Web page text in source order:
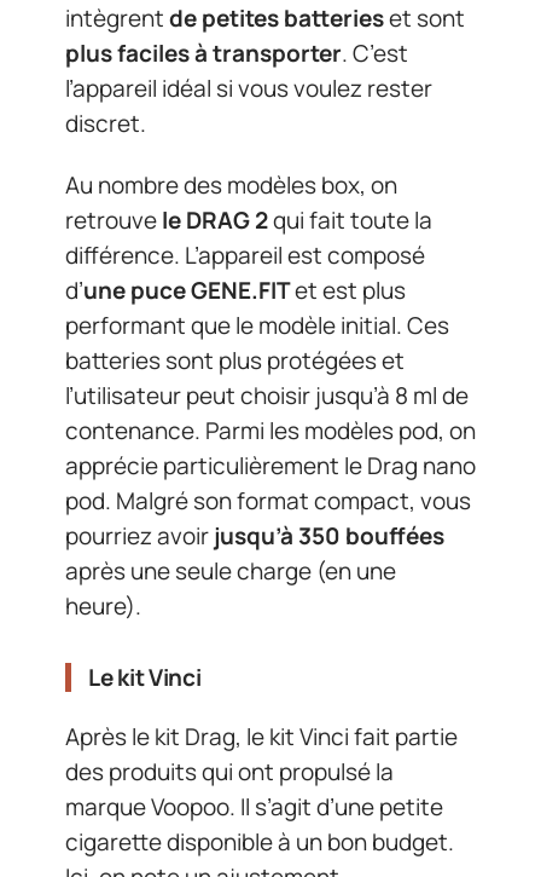
intègrentde petites batterieset sont
plus faciles à transporter. C’est
l’appareil idéal si vous voulez rester
discret.
Au nombre des modèles box, on
retrouvele DRAG 2qui fait toute la
différence. L’appareil est composé
d’une puce GENE.FITet est plus
performant que le modèle initial. Ces
batteries sont plus protégées et
l’utilisateur peut choisir jusqu’à 8 ml de
contenance. Parmi les modèles pod, on
apprécie particulièrement le Drag nano
pod. Malgré son format compact, vous
pourriez avoirjusqu’à 350 bouffées
après une seule charge (en une
heure).
Le kit Vinci
Après le kit Drag, le kit Vinci fait partie
des produits qui ont propulsé la
marque Voopoo. Il s’agit d’une petite
cigarette disponible à un bon budget.